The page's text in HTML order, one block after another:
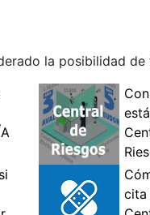
la posibilidad de